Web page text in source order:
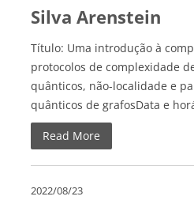
Silva Arenstein
Título: Uma introdução à
protocolos de complexidade
quânticos, não-localidade e
quânticos de grafosData e
Read More
2022/08/23